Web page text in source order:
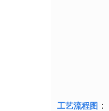
工艺流程图 ：